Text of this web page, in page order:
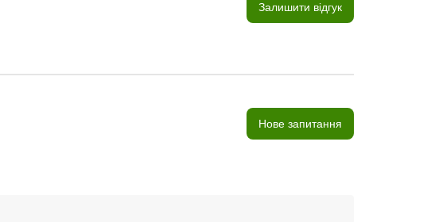
Залишити відгук
Нове запитання